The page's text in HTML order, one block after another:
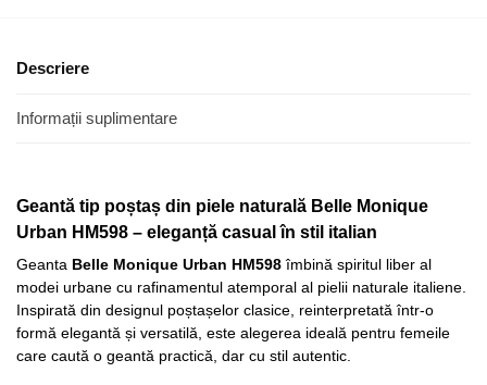
Descriere
Informații suplimentare
Geantă tip poștaș din piele naturală Belle Monique
Urban HM598 – eleganță casual în stil italian
Geanta Belle Monique Urban HM598îmbină spiritul liber al
modei urbane cu rafinamentul atemporal al pielii naturale italiene.
Inspirată din designul poștașelor clasice, reinterpretată într-o
formă elegantă și versatilă, este alegerea ideală pentru femeile
care caută o geantă practică, dar cu stil autentic.